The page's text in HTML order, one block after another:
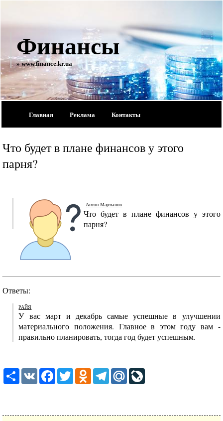
Финансы
» www.finance.kr.ua
Главная Реклама Контакты
Что будет в плане финансов у этого
парня?
Антон Мартынов
Что будет в плане финансов у этого
парня?
Ответы:
РАЙЯ
У вас март и декабрь самые успешные в улучшении
материального положения. Главное в этом году вам -
правильно планировать, тогда год будет успешным.
ShareVK FacebookTwitterOdnoklassniki
TelegramMail.Ru